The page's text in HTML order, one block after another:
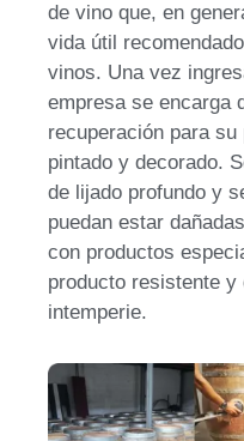
de vino que, en
vida útil
vinos. Una vez
empresa se encarga
recuperación para
pintado y decorado.
de lijado profundo y
puedan estar
con productos
producto resistente
intemperie.